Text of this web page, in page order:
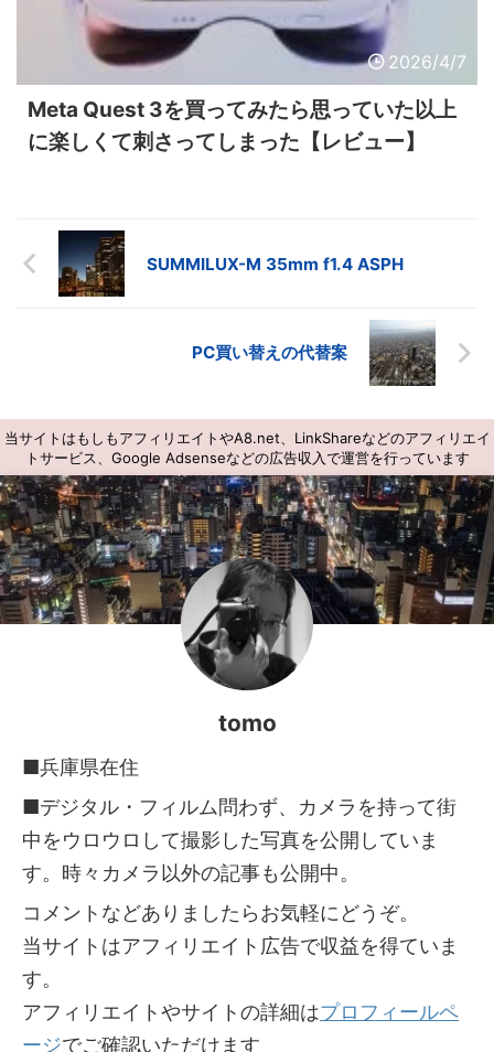
2026/4/7
Meta Quest 3を買ってみたら思っていた以上
に楽しくて刺さってしまった【レビュー】
SUMMILUX-M 35mm f1.4 ASPH
PC買い替えの代替案
当サイトはもしもアフィリエイトやA8.net、LinkShareなどのアフィリエイ
トサービス、Google Adsenseなどの広告収入で運営を行っています
tomo
■兵庫県在住
■デジタル・フィルム問わず、カメラを持って街
中をウロウロして撮影した写真を公開していま
す。時々カメラ以外の記事も公開中。
コメントなどありましたらお気軽にどうぞ。
当サイトはアフィリエイト広告で収益を得ていま
す。
アフィリエイトやサイトの詳細はプロフィールペ
ージでご確認いただけます